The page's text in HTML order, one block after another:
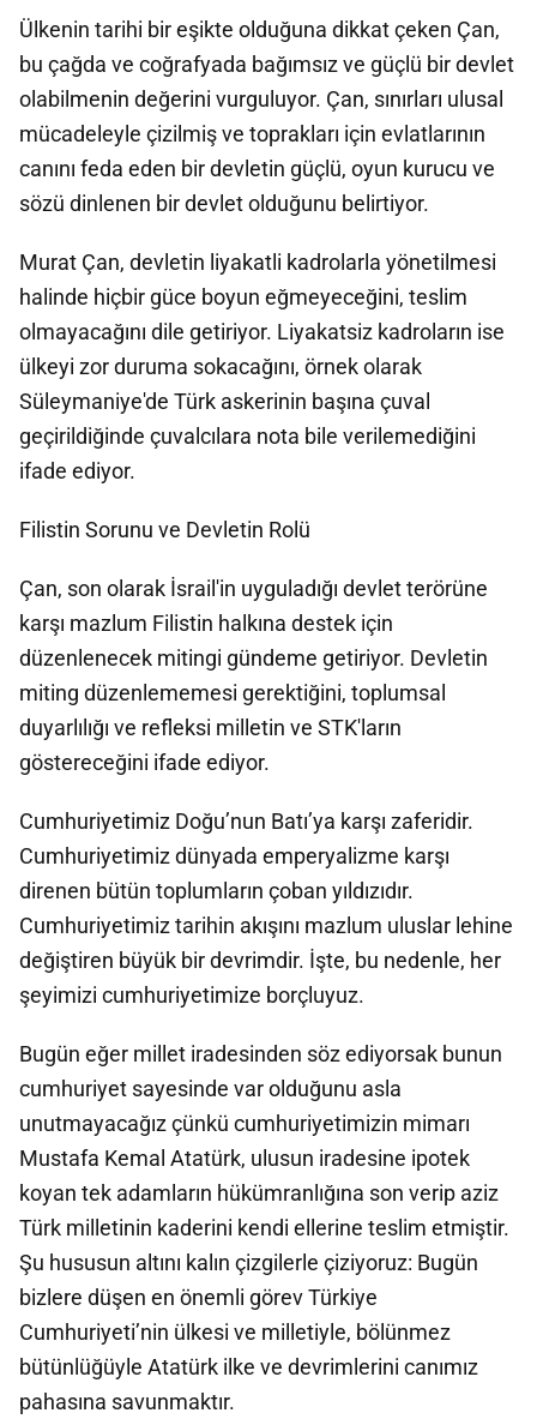
Ülkenin tarihi bir eşikte olduğuna dikkat çeken Çan,
bu çağda ve coğrafyada bağımsız ve güçlü bir devlet
olabilmenin değerini vurguluyor. Çan, sınırları ulusal
mücadeleyle çizilmiş ve toprakları için evlatlarının
canını feda eden bir devletin güçlü, oyun kurucu ve
sözü dinlenen bir devlet olduğunu belirtiyor.
Murat Çan, devletin liyakatli kadrolarla yönetilmesi
halinde hiçbir güce boyun eğmeyeceğini, teslim
olmayacağını dile getiriyor. Liyakatsiz kadroların ise
ülkeyi zor duruma sokacağını, örnek olarak
Süleymaniye'de Türk askerinin başına çuval
geçirildiğinde çuvalcılara nota bile verilemediğini
ifade ediyor.
Filistin Sorunu ve Devletin Rolü
Çan, son olarak İsrail'in uyguladığı devlet terörüne
karşı mazlum Filistin halkına destek için
düzenlenecek mitingi gündeme getiriyor. Devletin
miting düzenlememesi gerektiğini, toplumsal
duyarlılığı ve refleksi milletin ve STK'ların
göstereceğini ifade ediyor.
Cumhuriyetimiz Doğu’nun Batı’ya karşı zaferidir.
Cumhuriyetimiz dünyada emperyalizme karşı
direnen bütün toplumların çoban yıldızıdır.
Cumhuriyetimiz tarihin akışını mazlum uluslar lehine
değiştiren büyük bir devrimdir. İşte, bu nedenle, her
şeyimizi cumhuriyetimize borçluyuz.
Bugün eğer millet iradesinden söz ediyorsak bunun
cumhuriyet sayesinde var olduğunu asla
unutmayacağız çünkü cumhuriyetimizin mimarı
Mustafa Kemal Atatürk, ulusun iradesine ipotek
koyan tek adamların hükümranlığına son verip aziz
Türk milletinin kaderini kendi ellerine teslim etmiştir.
Şu hususun altını kalın çizgilerle çiziyoruz: Bugün
bizlere düşen en önemli görev Türkiye
Cumhuriyeti’nin ülkesi ve milletiyle, bölünmez
bütünlüğüyle Atatürk ilke ve devrimlerini canımız
pahasına savunmaktır.